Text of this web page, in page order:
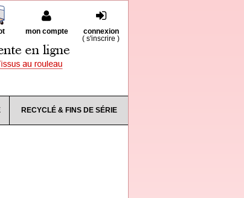
mon compte
connexion
( s'inscrire )
RECYCLÉ & FINS DE SÉRIE